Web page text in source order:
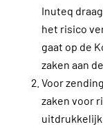
Inuteq
het risico
gaat op de
zaken aan
Voor
zaken voor
uitdrukkelijk